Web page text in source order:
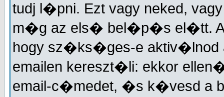
tudj l�pni. Ezt vagy neked,
m�g az els� bel�p�s el�tt.
hogy sz�ks�ges-e
emailen kereszt�li: ekkor
email-c�medet, �s k�vesd a